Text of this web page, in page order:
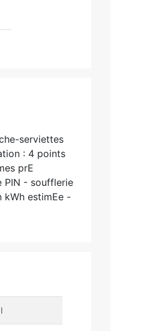
serviettes
: 4 points
prE
PIN - soufflerie
estimEe -